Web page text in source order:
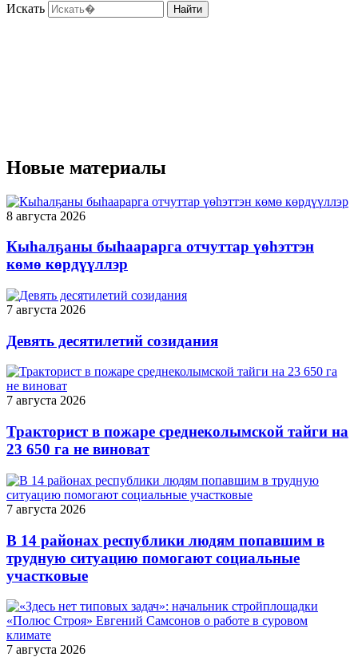
Искать Найти
Новые материалы
8 августа 2026
Кыһалҕаны быһаарарга отчуттар үөһэттэн
көмө көрдүүллэр
7 августа 2026
Девять десятилетий созидания
7 августа 2026
Тракторист в пожаре среднеколымской тайги на
23 650 га не виноват
7 августа 2026
В 14 районах республики людям попавшим в
трудную ситуацию помогают социальные
участковые
7 августа 2026